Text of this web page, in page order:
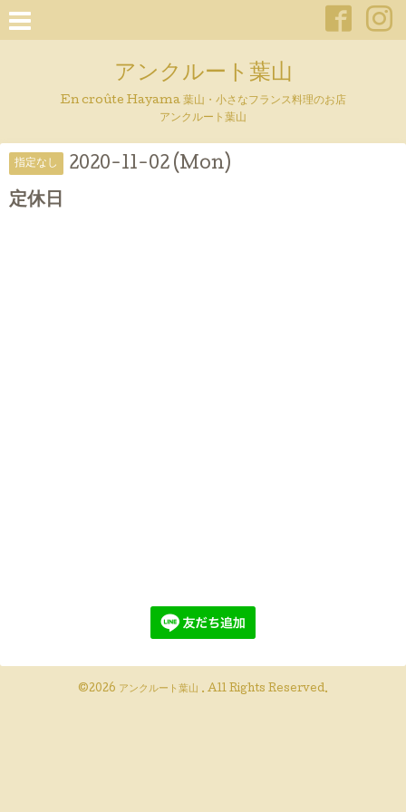
アンクルート葉山
En croûte Hayama 葉山・小さなフランス料理のお店
アンクルート葉山
指定なし 2020-11-02 (Mon)
定休日
©2026 アンクルート葉山 . All Rights Reserved.